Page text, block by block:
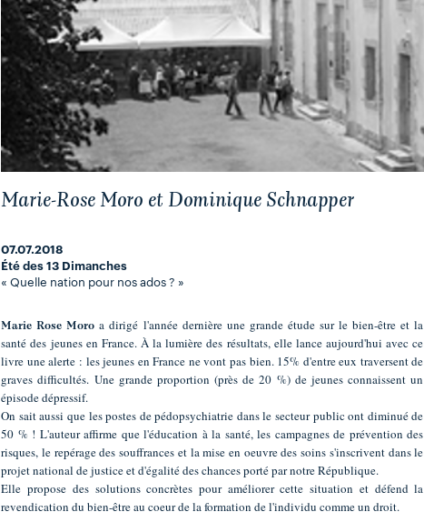
Marie-Rose Moro et Dominique Schnapper
07.07.2018
Été des 13 Dimanches
« Quelle nation pour nos ados ? »
Marie Rose Moro a dirigé l'année dernière une grande étude sur le bien-être et la
santé des jeunes en France. À la lumière des résultats, elle lance aujourd'hui avec ce
livre une alerte : les jeunes en France ne vont pas bien. 15% d'entre eux traversent de
graves difficultés. Une grande proportion (près de 20 %) de jeunes connaissent un
épisode dépressif.
On sait aussi que les postes de pédopsychiatrie dans le secteur public ont diminué de
50 % ! L'auteur affirme que l'éducation à la santé, les campagnes de prévention des
risques, le repérage des souffrances et la mise en oeuvre des soins s'inscrivent dans le
projet national de justice et d'égalité des chances porté par notre République.
Elle propose des solutions concrètes pour améliorer cette situation et défend la
revendication du bien-être au coeur de la formation de l'individu comme un droit.